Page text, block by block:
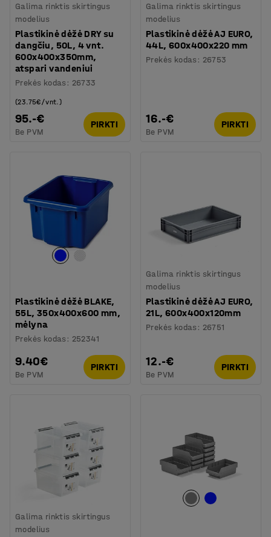
Galima rinktis skirtingus
modelius
Plastikinė dėžė DRY su
dangčiu, 50L, 4 vnt.
600x400x350mm,
atspari vandeniui
Prekės kodas : 26733
95.-€
(23.75€/vnt.)
Be PVM
PIRKTI
Galima rinktis skirtingus
modelius
Plastikinė dėžė AJ EURO,
44L, 600x400x220 mm
Prekės kodas : 26753
16.-€
Be PVM
PIRKTI
Plastikinė dėžė BLAKE,
55L, 350x400x600 mm,
mėlyna
Prekės kodas : 252341
9.40€
Be PVM
PIRKTI
Galima rinktis skirtingus
modelius
Plastikinė dėžė AJ EURO,
21L, 600x400x120mm
Prekės kodas : 26751
12.-€
Be PVM
PIRKTI
Galima rinktis skirtingus
modelius